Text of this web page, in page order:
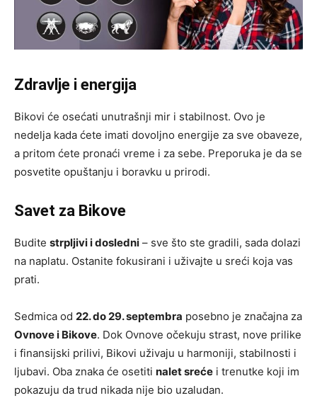
Zdravlje i energija
Bikovi će osećati unutrašnji mir i stabilnost. Ovo je
nedelja kada ćete imati dovoljno energije za sve obaveze,
a pritom ćete pronaći vreme i za sebe. Preporuka je da se
posvetite opuštanju i boravku u prirodi.
Savet za Bikove
Budite strpljivi i dosledni – sve što ste gradili, sada dolazi
na naplatu. Ostanite fokusirani i uživajte u sreći koja vas
prati.
Sedmica od 22. do 29. septembra posebno je značajna za
Ovnove i Bikove. Dok Ovnove očekuju strast, nove prilike
i finansijski prilivi, Bikovi uživaju u harmoniji, stabilnosti i
ljubavi. Oba znaka će osetiti nalet sreće i trenutke koji im
pokazuju da trud nikada nije bio uzaludan.